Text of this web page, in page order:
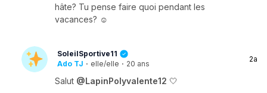
hâte? Tu pense faire quoi pendant les
vacances? ☺️
SoleilSportive11
Ado TJ · elle/elle · 20 ans
2a
Salut @LapinPolyvalente12 🤍